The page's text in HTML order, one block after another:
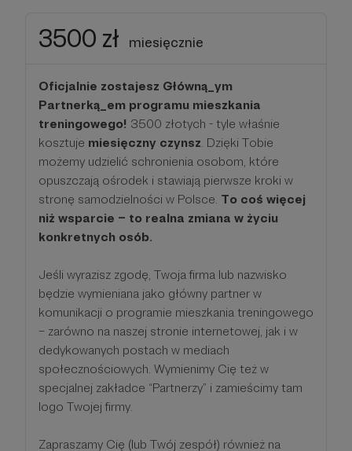
3500 zł miesięcznie
Oficjalnie zostajesz Główną_ym
Partnerką_em programu mieszkania
treningowego! 3500 złotych - tyle właśnie
kosztuje miesięczny czynsz . Dzięki Tobie
możemy udzielić schronienia osobom, które
opuszczają ośrodek i stawiają pierwsze kroki w
stronę samodzielności w Polsce. To coś więcej
niż wsparcie – to realna zmiana w życiu
konkretnych osób.
Jeśli wyrazisz zgodę, Twoja firma lub nazwisko
będzie wymieniana jako główny partner w
komunikacji o programie mieszkania treningowego
– zarówno na naszej stronie internetowej, jak i w
dedykowanych postach w mediach
społecznościowych. Wymienimy Cię też w
specjalnej zakładce “Partnerzy” i zamieścimy tam
logo Twojej firmy.
Zapraszamy Cię (lub Twój zespół) również na